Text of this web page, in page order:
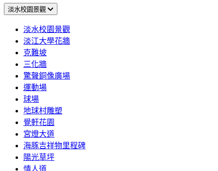
淡水校園景觀
淡水校園景觀
淡江大學花牆
克難坡
三化牆
驚聲銅像廣場
運動場
球場
地球村雕塑
覺軒花園
宮燈大道
海豚吉祥物里程碑
陽光草坪
情人道